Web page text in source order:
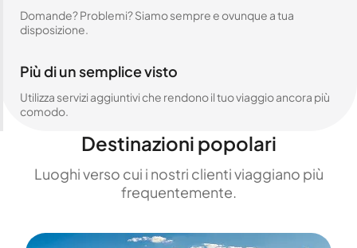
Domande? Problemi? Siamo sempre e ovunque a tua
disposizione.
Più di un semplice visto
Utilizza servizi aggiuntivi che rendono il tuo viaggio ancora più
comodo.
Destinazioni popolari
Luoghi verso cui i nostri clienti viaggiano più
frequentemente.